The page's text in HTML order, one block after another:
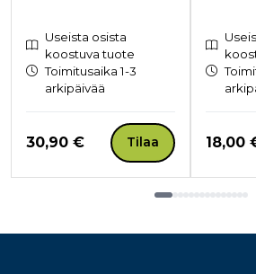
Useista osista
koostuva tuote
Toimitusaika 1-3
arkipäivää
Hinta nyt
30,90 € Tilaa Hinta
18,00